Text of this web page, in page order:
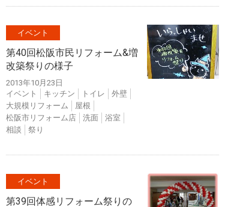
イベント
第40回松阪市民リフォーム&増
改築祭りの様子
2013年10月23日
イベント
キッチン トイレ
外壁
大規模リフォーム
屋根
松阪市リフォーム店
洗面
浴室
相談
祭り
イベント
第39回体感リフォーム祭りの